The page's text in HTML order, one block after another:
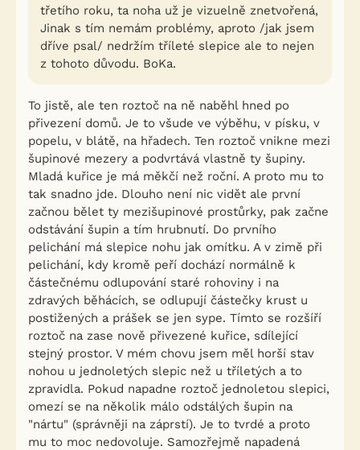
třetího roku, ta noha už je vizuelně znetvořená,
Jinak s tím nemám problémy, aproto /jak jsem
dříve psal/ nedržím tříleté slepice ale to nejen
z tohoto důvodu. BoKa.
To jistě, ale ten roztoč na ně naběhl hned po
přivezení domů. Je to všude ve výběhu, v písku, v
popelu, v blátě, na hřadech. Ten roztoč vnikne mezi
šupinové mezery a podvrtává vlastně ty šupiny.
Mladá kuřice je má měkčí než roční. A proto mu to
tak snadno jde. Dlouho není nic vidět ale první
začnou bělet ty mezišupinové prostůrky, pak začne
odstávání šupin a tím hrubnutí. Do prvního
pelichání má slepice nohu jak omítku. A v zimě při
pelichání, kdy kromě peří dochází normálně k
částečnému odlupování staré rohoviny i na
zdravých běhácích, se odlupují částečky krust u
postižených a prášek se jen sype. Tímto se rozšíří
roztoč na zase nově přivezené kuřice, sdílející
stejný prostor. V mém chovu jsem měl horší stav
nohou u jednoletých slepic než u tříletých a to
zpravidla. Pokud napadne roztoč jednoletou slepici,
omezí se na několik málo odstálých šupin na
"nártu" (správněji na záprstí). Je to tvrdé a proto
mu to moc nedovoluje. Samozřejmě napadená